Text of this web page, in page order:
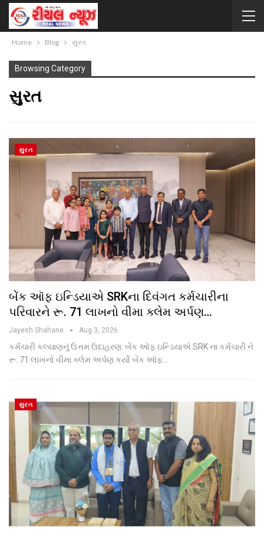
Home Blog સુરત
Browsing Category
સુરત
સુરત
બેંક ઑફ ઇન્ડિયાએ SRKના દિવંગત કર્મચારીના
પરિવારને રૂ. 71 લાખનો વીમા ક્લેમ અર્પણ…
Jayesh Shahane Aug 3, 2026
કર્મચારી કલ્યાણનું ઉત્તમ ઉદાહરણ: બેંક ઑફ ઇન્ડિયાએ SRK ના કર્મચારી ને
રૂ. 71 લાખનો વીમા ક્લેમ અર્પણ કર્યો બેંક ઑફ…
સુરત